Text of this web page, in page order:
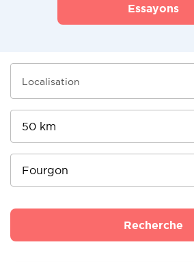
Essayons
Recherche